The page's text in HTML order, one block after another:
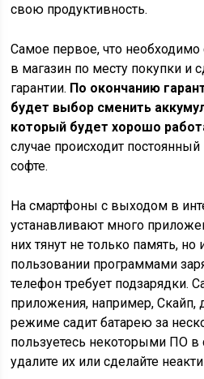
свою продуктивность.
Самое первое, что необходимо
в магазин по месту покупки и
гарантии. По окончанию
будет выбор сменить
который будет хорошо
случае происходит
софте.
На смартфоны с выходом в
устанавливают много
них тянут не только память,
пользовании программами
телефон требует подзарядки.
приложения, например, Скайп,
режиме садит батарею за
пользуетесь некоторыми ПО
удалите их или сделайте